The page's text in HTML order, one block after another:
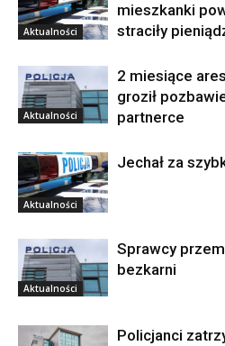
Aktualności
mieszkanki
straciły
Aktualności
2 miesiące
groził
partnerce
Aktualności
Jechał za
Aktualności
Sprawcy
bezkarni
Policjanci